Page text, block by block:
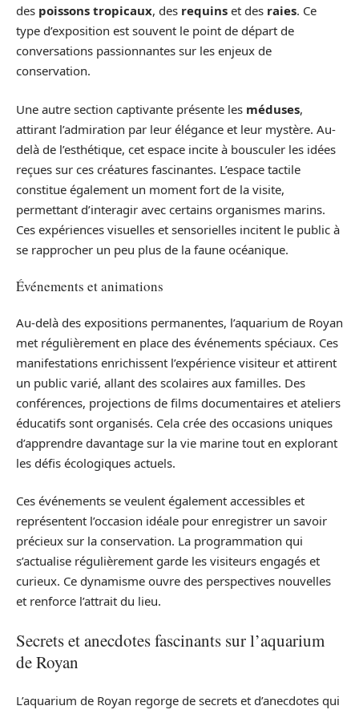
des poissons tropicaux, des requins et des raies. Ce
type d’exposition est souvent le point de départ de
conversations passionnantes sur les enjeux de
conservation.
Une autre section captivante présente les méduses,
attirant l’admiration par leur élégance et leur mystère. Au-
delà de l’esthétique, cet espace incite à bousculer les idées
reçues sur ces créatures fascinantes. L’espace tactile
constitue également un moment fort de la visite,
permettant d’interagir avec certains organismes marins.
Ces expériences visuelles et sensorielles incitent le public à
se rapprocher un peu plus de la faune océanique.
Événements et animations
Au-delà des expositions permanentes, l’aquarium de Royan
met régulièrement en place des événements spéciaux. Ces
manifestations enrichissent l’expérience visiteur et attirent
un public varié, allant des scolaires aux familles. Des
conférences, projections de films documentaires et ateliers
éducatifs sont organisés. Cela crée des occasions uniques
d’apprendre davantage sur la vie marine tout en explorant
les défis écologiques actuels.
Ces événements se veulent également accessibles et
représentent l’occasion idéale pour enregistrer un savoir
précieux sur la conservation. La programmation qui
s’actualise régulièrement garde les visiteurs engagés et
curieux. Ce dynamisme ouvre des perspectives nouvelles
et renforce l’attrait du lieu.
Secrets et anecdotes fascinants sur l’aquarium
de Royan
L’aquarium de Royan regorge de secrets et d’anecdotes qui